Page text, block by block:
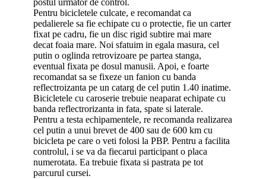
postul urmator de control.
Pentru bicicletele culcate, e recomandat ca
pedalierele sa fie echipate cu o protectie, fie un carter
fixat pe cadru, fie un disc rigid subtire mai mare
decat foaia mare. Noi sfatuim in egala masura, cel
putin o oglinda retrovizoare pe partea stanga,
eventual fixata pe dosul manusii. Apoi, e foarte
recomandat sa se fixeze un fanion cu banda
reflectroizanta pe un catarg de cel putin 1.40 inatime.
Bicicletele cu caroserie trebuie neaparat echipate cu
banda reflectrorizanta in fata, spate si laterale.
Pentru a testa echipamentele, re recomanda realizarea
cel putin a unui brevet de 400 sau de 600 km cu
bicicleta pe care o veti folosi la PBP. Pentru a facilita
controlul, i se va da fiecarui participant o placa
numerotata. Ea trebuie fixata si pastrata pe tot
parcurul cursei.